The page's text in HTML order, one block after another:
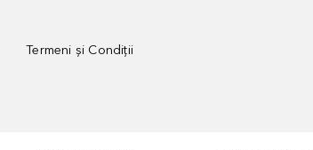
Termeni și Condiții